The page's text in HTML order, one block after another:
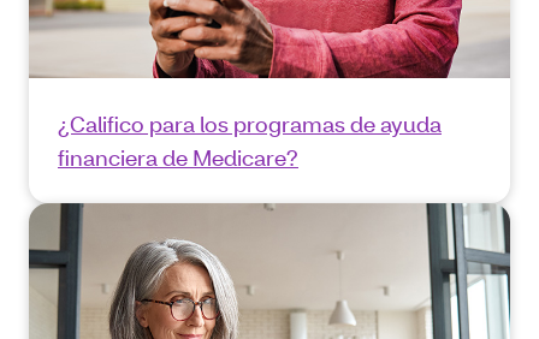
¿Califico para los programas de ayuda
financiera de Medicare?